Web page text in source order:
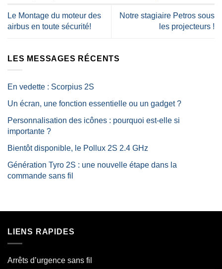
LES MESSAGES RÉCENTS
En vedette : Scorpius 2S
Un écran, une fonction essentielle ou un gadget ?
Personnalisation des icônes : pourquoi est-elle si
importante ?
Bientôt disponible, le Pollux 2S 2.4 GHz
Génération Tyro 2S : une nouvelle étape dans la
commande sans fil
Le Montage du moteur des
airbus en toute sécurité!
Notre stagiaire Petros sous
les projecteurs !
LIENS RAPIDES
Arrêts d’urgence sans fil